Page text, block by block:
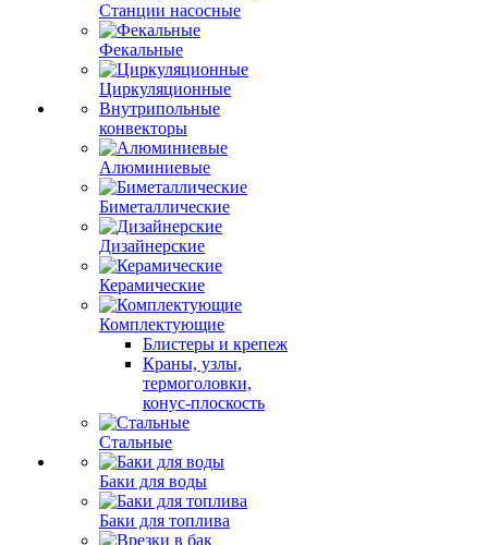
Станции насосные
Фекальные
Циркуляционные
Внутрипольные
конвекторы
Алюминиевые
Биметаллические
Дизайнерские
Керамические
Комплектующие
Блистеры и крепеж
Краны, узлы,
термоголовки,
конус-плоскость
Стальные
Баки для воды
Баки для топлива